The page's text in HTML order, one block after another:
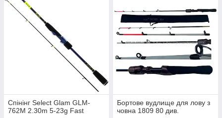
Спінінг Select Glam GLM-
762M 2.30m 5-23g Fast
Бортове вудлище для лову з
човна 1809 80 див.